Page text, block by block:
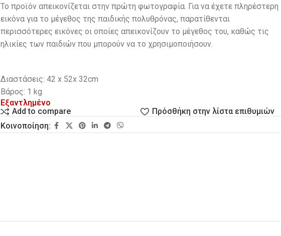
To προϊόν απεικονίζεται στην πρώτη φωτογραφία. Για να έχετε πληρέστερη
εικόνα για το μέγεθος της παιδικής πολυθρόνας, παρατίθενται
περισσότερες εικόνες οι οποίες απεικονίζουν το μέγεθος του, καθώς τις
ηλικίες των παιδιών που μπορούν να το χρησιμοποιήσουν.
Διαστάσεις: 42 x 52x 32cm
Βάρος: 1 kg
Εξαντλημένο
Add to compare
Πρόσθήκη στην λίστα επιθυμιών
Κοινοποίηση: